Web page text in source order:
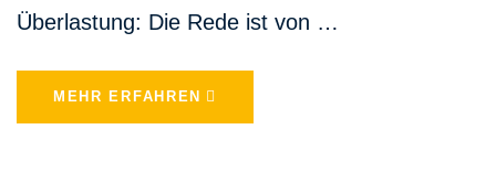
Überlastung: Die Rede ist von …
MEHR ERFAHREN